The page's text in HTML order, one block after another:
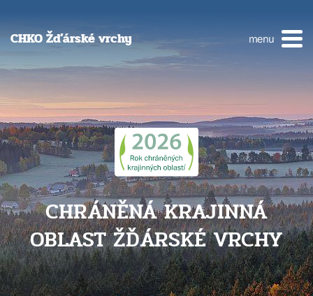
CHKO Žďárské vrchy menu
CHRÁNĚNÁ KRAJINNÁ
OBLAST ŽĎÁRSKÉ VRCHY